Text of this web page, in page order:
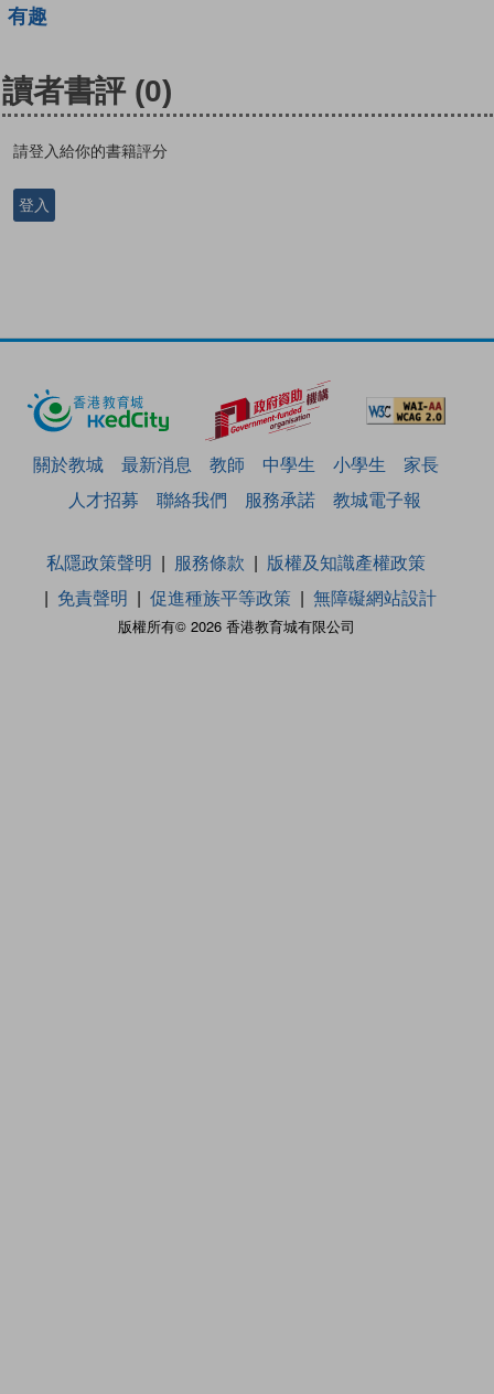
有趣
讀者書評 (0)
請登入給你的書籍評分
登入
關於教城 最新消息 教師 中學生 小學生
家長
人才招募
聯絡我們 服務承諾 教城電子報
版權所有© 2026 香港教育城有限公司
私隱政策聲明 服務條款
版權及知識產權政策
免責聲明
促進種族平等政策 無障礙網站設計